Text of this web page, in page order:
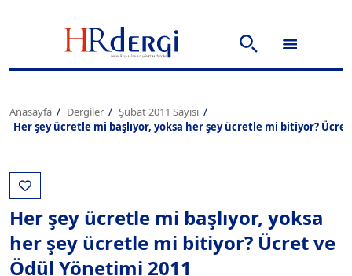
Anasayfa Dergiler
Şubat 2011 Sayısı
Her şey ücretle mi başlıyor, yoksa her şey ücretle mi bitiyor?
Her şey ücretle mi başlıyor, yoksa
her şey ücretle mi bitiyor? Ücret ve
Ödül Yönetimi 2011